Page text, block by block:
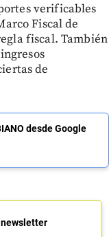
verificables
Fiscal de
fiscal. También
de
desde Google